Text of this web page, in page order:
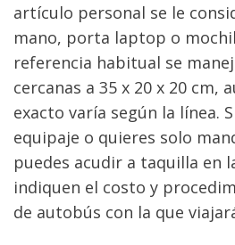
artículo personal se le
mano, porta laptop o
referencia habitual se
cercanas a 35 x 20 x 20 cm,
exacto varía según la línea.
equipaje o quieres solo
puedes acudir a taquilla en
indiquen el costo y
de autobús con la que